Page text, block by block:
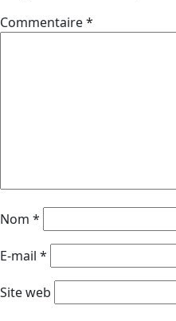
Commentaire*
Nom *
E-mail *
Site web